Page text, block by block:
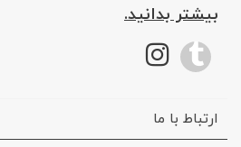
بیشتر بدانید.
ارتباط با ما